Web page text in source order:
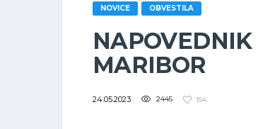
NOVICE OBVESTILA
NAPOVEDNIK
MARIBOR
24.05.2023 2445 154